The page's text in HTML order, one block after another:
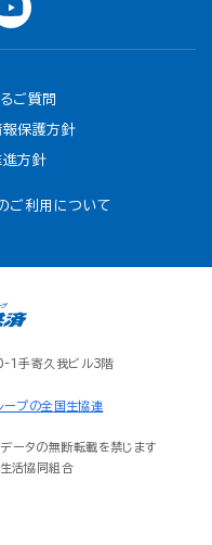
ご質問
保護方針
方針
ご利用について
手寄久我ビル3階
ープの全国生協連
ータの無断転載を禁じます
活協同組合